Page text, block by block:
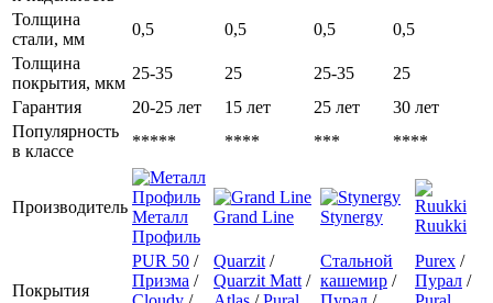
Толщина
стали, мм
0,5 0,5 0,5
0,5
Толщина
покрытия, мкм
25-35 25 25-35
25
Гарантия
20-25 лет 15 лет 25 лет
30 лет
Популярность
в классе
***** **** *** ****
Производитель
Металл
Профиль
Grand Line Stynergy Ruukki
Покрытия
PUR 50 /
Призма /
Quarzit /
Quarzit Matt /
Стальной
кашемир /
Purex /
Пурал /